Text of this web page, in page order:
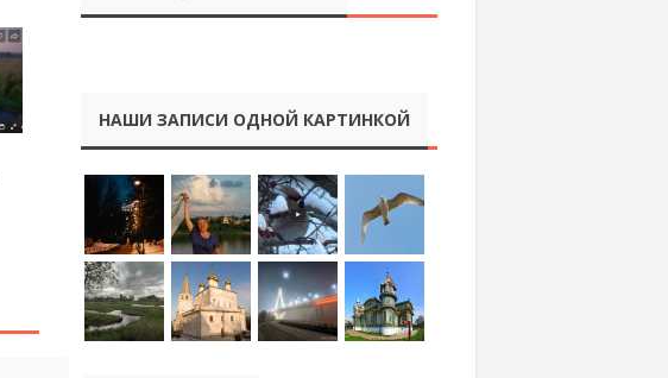
НАШИ ЗАПИСИ ОДНОЙ КАРТИНКОЙ